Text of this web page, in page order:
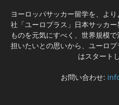
ヨーロッパサッカー留学を、よ
社「ユーロプラス」日本サッカ
ものを元気にすべく、世界規模
担いたいとの思いから、ユーロ
はスタート
お問い合わせ: